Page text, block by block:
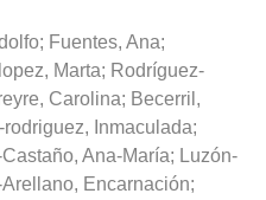
; Fuentes, Ana;
Marta; Rodríguez-
Carolina; Becerril,
rodriguez, Inmaculada;
Ana-María; Luzón-
Arellano, Encarnación;